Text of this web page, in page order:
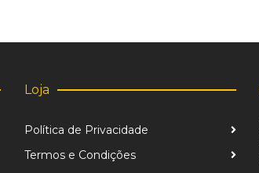
Loja
Política de Privacidade
Termos e Condições